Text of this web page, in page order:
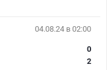
04.08.24 в 02:00
0
2